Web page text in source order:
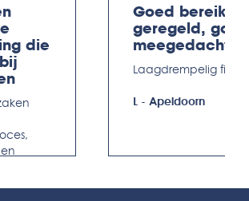
die
Goed
geregeld, goed
meegedacht
Laagdrempelig fijn
L - Apeldoorn